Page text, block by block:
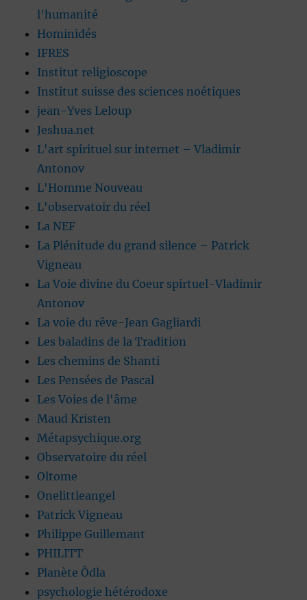
l'humanité
Hominidés
IFRES
Institut religioscope
Institut suisse des sciences noétiques
jean-Yves Leloup
Jeshua.net
L'art spirituel sur internet – Vladimir
Antonov
L'Homme Nouveau
L'observatoir du réel
La NEF
La Plénitude du grand silence – Patrick
Vigneau
La Voie divine du Coeur spirtuel-Vladimir
Antonov
La voie du rêve-Jean Gagliardi
Les baladins de la Tradition
Les chemins de Shanti
Les Pensées de Pascal
Les Voies de l'âme
Maud Kristen
Métapsychique.org
Observatoire du réel
Oltome
Onelittleangel
Patrick Vigneau
Philippe Guillemant
PHILITT
Planète Ôdla
psychologie hétérodoxe